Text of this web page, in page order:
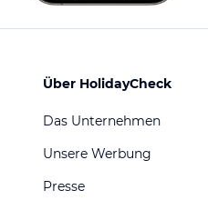
Über HolidayCheck
Das Unternehmen
Unsere Werbung
Presse